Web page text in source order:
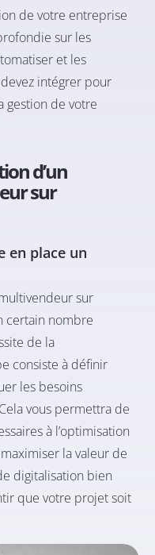
de votre entreprise
sur les
et les
intégrer pour
gestion de votre
d’un
sur
en place un
sur
certain nombre
de la
consiste à définir
les besoins
vous permettra de
à l’optimisation
la valeur de
digitalisation bien
que votre projet soit